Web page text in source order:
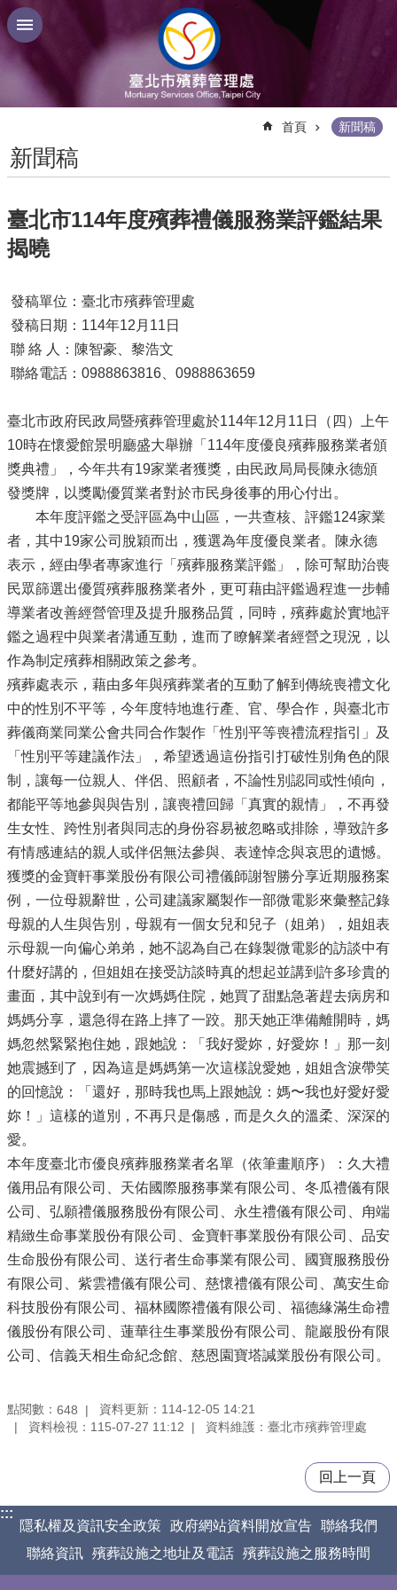
跳到主要內容區塊
首頁 新聞稿
新聞稿
臺北市114年度殯葬禮儀服務業評鑑結果
揭曉
發稿單位：臺北市殯葬管理處
發稿日期：114年12月11日
聯 絡 人：陳智豪、黎浩文
聯絡電話：0988863816、0988863659
臺北市政府民政局暨殯葬管理處於114年12月11日（四）上午
10時在懷愛館景明廳盛大舉辦「114年度優良殯葬服務業者頒
獎典禮」，今年共有19家業者獲獎，由民政局局長陳永德頒
發獎牌，以獎勵優質業者對於市民身後事的用心付出。
本年度評鑑之受評區為中山區，一共查核、評鑑124家業
者，其中19家公司脫穎而出，獲選為年度優良業者。陳永德
表示，經由學者專家進行「殯葬服務業評鑑」，除可幫助治喪
民眾篩選出優質殯葬服務業者外，更可藉由評鑑過程進一步輔
導業者改善經營管理及提升服務品質，同時，殯葬處於實地評
鑑之過程中與業者溝通互動，進而了瞭解業者經營之現況，以
作為制定殯葬相關政策之參考。
殯葬處表示，藉由多年與殯葬業者的互動了解到傳統喪禮文化
中的性別不平等，今年度特地進行產、官、學合作，與臺北市
葬儀商業同業公會共同合作製作「性別平等喪禮流程指引」及
「性別平等建議作法」，希望透過這份指引打破性別角色的限
制，讓每一位親人、伴侶、照顧者，不論性別認同或性傾向，
都能平等地參與與告別，讓喪禮回歸「真實的親情」，不再發
生女性、跨性別者與同志的身份容易被忽略或排除，導致許多
有情感連結的親人或伴侶無法參與、表達悼念與哀思的遺憾。
獲獎的金寶軒事業股份有限公司禮儀師謝智勝分享近期服務案
例，一位母親辭世，公司建議家屬製作一部微電影來彙整記錄
母親的人生與告別，母親有一個女兒和兒子（姐弟），姐姐表
示母親一向偏心弟弟，她不認為自己在錄製微電影的訪談中有
什麼好講的，但姐姐在接受訪談時真的想起並講到許多珍貴的
畫面，其中說到有一次媽媽住院，她買了甜點急著趕去病房和
媽媽分享，還急得在路上摔了一跤。那天她正準備離開時，媽
媽忽然緊緊抱住她，跟她說：「我好愛妳，好愛妳！」那一刻
她震撼到了，因為這是媽媽第一次這樣說愛她，姐姐含淚帶笑
的回憶說：「還好，那時我也馬上跟她說：媽〜我也好愛好愛
妳！」這樣的道別，不再只是傷感，而是久久的溫柔、深深的
愛。
本年度臺北市優良殯葬服務業者名單（依筆畫順序）：久大禮
儀用品有限公司、天佑國際服務事業有限公司、冬瓜禮儀有限
公司、弘願禮儀服務股份有限公司、永生禮儀有限公司、甪端
精緻生命事業股份有限公司、金寶軒事業股份有限公司、品安
生命股份有限公司、送行者生命事業有限公司、國寶服務股份
有限公司、紫雲禮儀有限公司、慈懷禮儀有限公司、萬安生命
科技股份有限公司、福林國際禮儀有限公司、福德緣滿生命禮
儀股份有限公司、蓮華往生事業股份有限公司、龍巖股份有限
公司、信義天相生命紀念館、慈恩園寶塔諴業股份有限公司。
點閱數： 648
資料更新：114-12-05 14:21
資料檢視：115-07-27 11:12
資料維護：臺北市殯葬管理處
回上一頁
:::
隱私權及資訊安全政策 政府網站資料開放宣告 聯絡我們
聯絡資訊 殯葬設施之地址及電話 殯葬設施之服務時間